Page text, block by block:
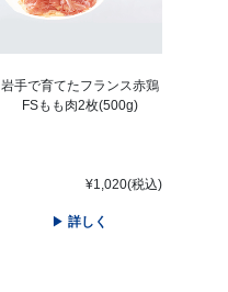
岩手で育てたフランス赤鶏
FSもも肉2枚(500g)
¥1,020(税込)
詳しく